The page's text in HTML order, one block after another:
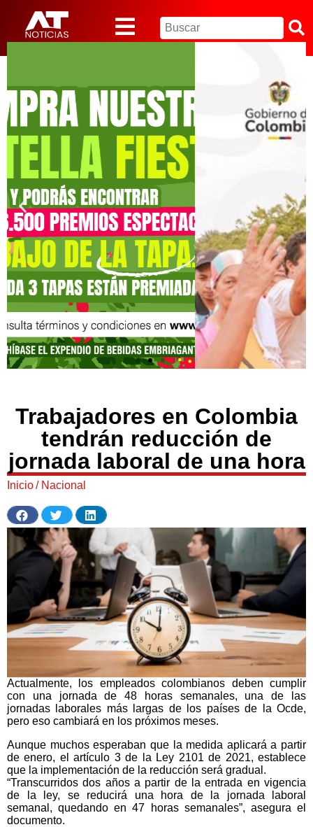
Trabajadores en Colombia
tendrán reducción de
jornada laboral de una hora
Inicio/ Nacional
Actualmente, los empleados colombianos deben cumplir
con una jornada de 48 horas semanales, una de las
jornadas laborales más largas de los países de la Ocde,
pero eso cambiará en los próximos meses.
Aunque muchos esperaban que la medida aplicará a partir
de enero, el artículo 3 de la Ley 2101 de 2021, establece
que la implementación de la reducción será gradual.
“Transcurridos dos años a partir de la entrada en vigencia
de la ley, se reducirá una hora de la jornada laboral
semanal, quedando en 47 horas semanales”, asegura el
documento.